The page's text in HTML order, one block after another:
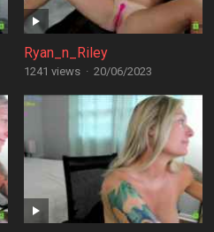
Ryan_n_Riley
1241 views · 20/06/2023